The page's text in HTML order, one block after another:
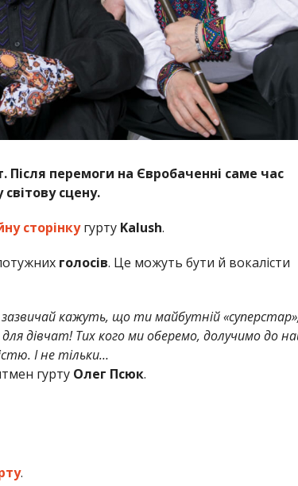
Після перемоги на Євробаченні саме час
сцену.
сторінкугурту Kalush.
голосів. Це можуть бути й вокалісти
кажуть, що ти майбутній
дівчат! Тих кого ми оберемо, долучимо до
І не тільки…
гурту Олег Псюк.
.